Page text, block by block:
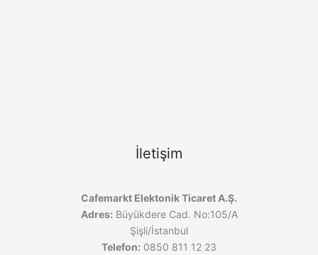
İletişim
Cafemarkt Elektonik Ticaret A.Ş.
Adres: Büyükdere Cad. No:105/A
Şişli/İstanbul
Telefon: 0850 811 12 23